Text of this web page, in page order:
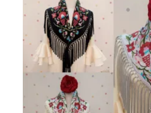
gracia andaluza en ferias y romerías.
catálogo y descubre una fantástica
diseños con precios de locura para
accesorio ideal que transforme por
estilismo tradicional.